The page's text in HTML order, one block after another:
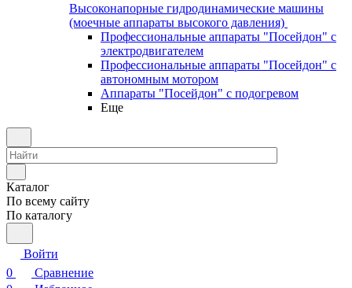
Высоконапорные гидродинамические машины
(моечные аппараты высокого давления)
Профессиональные аппараты "Посейдон" с
электродвигателем
Профессиональные аппараты "Посейдон" с
автономным мотором
Аппараты "Посейдон" с подогревом
Еще
Каталог
По всему сайту
По каталогу
Войти
0
Сравнение